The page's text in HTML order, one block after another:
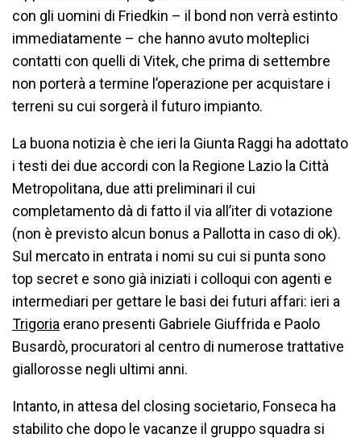
con gli uomini di Friedkin – il bond non verrà estinto
immediatamente – che hanno avuto molteplici
contatti con quelli di Vitek, che prima di settembre
non porterà a termine l’operazione per acquistare i
terreni su cui sorgerà il futuro impianto.
La buona notizia è che ieri la Giunta Raggi ha adottato
i testi dei due accordi con la Regione Lazio la Città
Metropolitana, due atti preliminari il cui
completamento dà di fatto il via all’iter di votazione
(non è previsto alcun bonus a Pallotta in caso di ok).
Sul mercato in entrata i nomi su cui si punta sono
top secret e sono già iniziati i colloqui con agenti e
intermediari per gettare le basi dei futuri affari: ieri a
Trigoria erano presenti Gabriele Giuffrida e Paolo
Busardò, procuratori al centro di numerose trattative
giallorosse negli ultimi anni.
Intanto, in attesa del closing societario, Fonseca ha
stabilito che dopo le vacanze il gruppo squadra si